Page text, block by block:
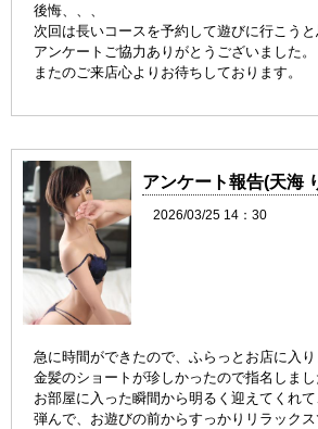
後悔、、、
次回は長いコースを予約して遊びに行こうと
アンケートご協力ありがとうございました。
またのご来店心よりお待ちしております。
アンケート報告(天海
2026/03/25 14：30
急に時間ができたので、ふらっとお店に入り
金髪のショートが珍しかったので指名しまし
お部屋に入った瞬間から明るく迎えてくれ
弾んで、 お遊びの前からすっかりリラックス